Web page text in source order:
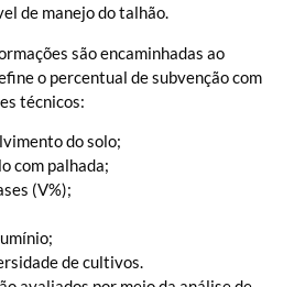
de manejo do talhão.
são encaminhadas ao
o percentual de subvenção com
técnicos:
do solo;
com palhada;
(V%);
de cultivos.